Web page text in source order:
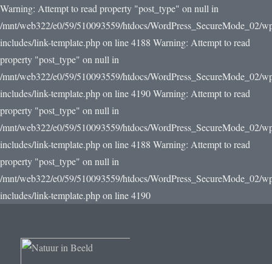
Warning: Attempt to read property "post_type" on null in
/mnt/web322/e0/59/510093559/htdocs/WordPress_SecureMode_02/
includes/link-template.php on line 4188 Warning: Attempt to read
property "post_type" on null in
/mnt/web322/e0/59/510093559/htdocs/WordPress_SecureMode_02/
includes/link-template.php on line 4190Warning: Attempt to read
property "post_type" on null in
/mnt/web322/e0/59/510093559/htdocs/WordPress_SecureMode_02/
includes/link-template.php on line 4188 Warning: Attempt to read
property "post_type" on null in
/mnt/web322/e0/59/510093559/htdocs/WordPress_SecureMode_02/
includes/link-template.php on line 4190